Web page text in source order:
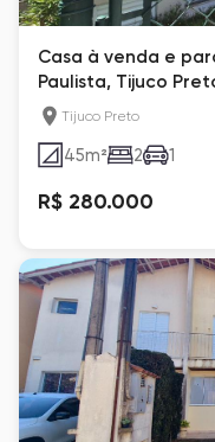
Casa à venda e
Paulista, Tijuco
Tijuco Preto
45m² 2 1
R$ 280.000